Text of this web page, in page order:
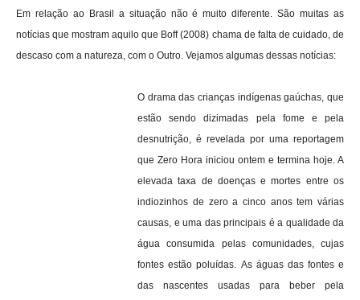
Em relação ao Brasil a situação não é muito diferente. São muitas as
notícias que mostram aquilo que Boff (2008) chama de falta de cuidado, de
descaso com a natureza, com o Outro. Vejamos algumas dessas notícias:
O drama das crianças indígenas gaúchas, que
estão sendo dizimadas pela fome e pela
desnutrição, é revelada por uma reportagem
que Zero Hora iniciou ontem e termina hoje. A
elevada taxa de doenças e mortes entre os
indiozinhos de zero a cinco anos tem várias
causas, e uma das principais é a qualidade da
água consumida pelas comunidades, cujas
fontes estão poluídas. As águas das fontes e
das nascentes usadas para beber pela